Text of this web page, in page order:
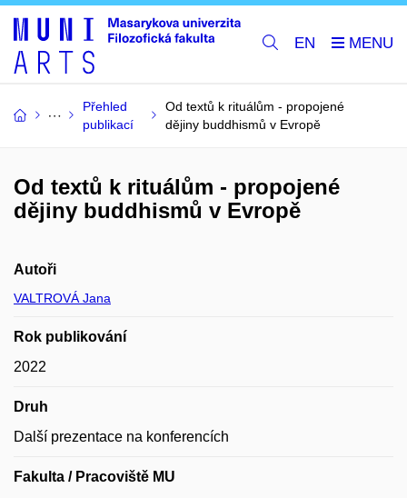
EN
Přehled
publikací
Od textů k rituálům - propojené
dějiny buddhismů v Evropě
Od textů k rituálům - propojené
dějiny buddhismů v Evropě
Autoři
VALTROVÁ Jana
Rok publikování
2022
Druh
Další prezentace na konferencích
Fakulta / Pracoviště MU